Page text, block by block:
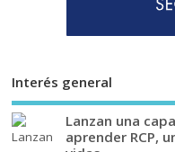
Interés general
Lanzan una
aprender RCP,